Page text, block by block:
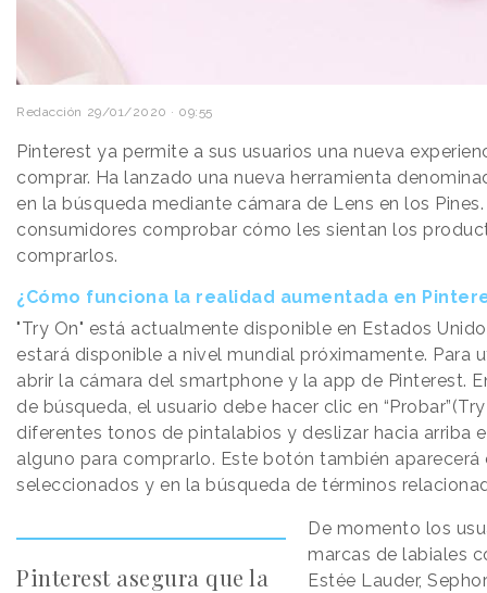
Redacción 29/01/2020 · 09:55
Pinterest ya permite a sus usuarios una nueva
comprar. Ha lanzado una nueva herramienta
en la búsqueda mediante cámara de Lens en los
consumidores comprobar cómo les sientan los
comprarlos.
¿Cómo funciona la realidad aumentada en
"Try On" está actualmente disponible en Estados
estará disponible a nivel mundial próximamente. Para
abrir la cámara del smartphone y la app de Pinterest.
de búsqueda, el usuario debe hacer clic en
diferentes tonos de pintalabios y deslizar hacia arriba
alguno para comprarlo. Este botón también
seleccionados y en la búsqueda de términos
Pinterest asegura que la
De momento los
marcas de labiales
Estée Lauder,